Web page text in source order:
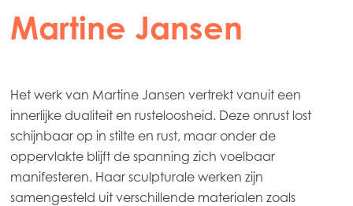
Martine Jansen
Het werk van Martine Jansen vertrekt vanuit een
innerlijke dualiteit en rusteloosheid. Deze onrust lost
schijnbaar op in stilte en rust, maar onder de
oppervlakte blijft de spanning zich voelbaar
manifesteren. Haar sculpturale werken zijn
samengesteld uit verschillende materialen zoals